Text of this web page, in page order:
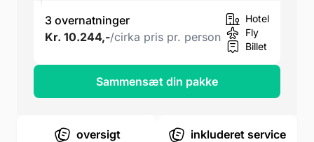
oversigt inkluderet service
3 overnatninger
Kr. 10.244,-/cirka pris pr. person
Hotel
Fly
Billet
Sammensæt din pakke